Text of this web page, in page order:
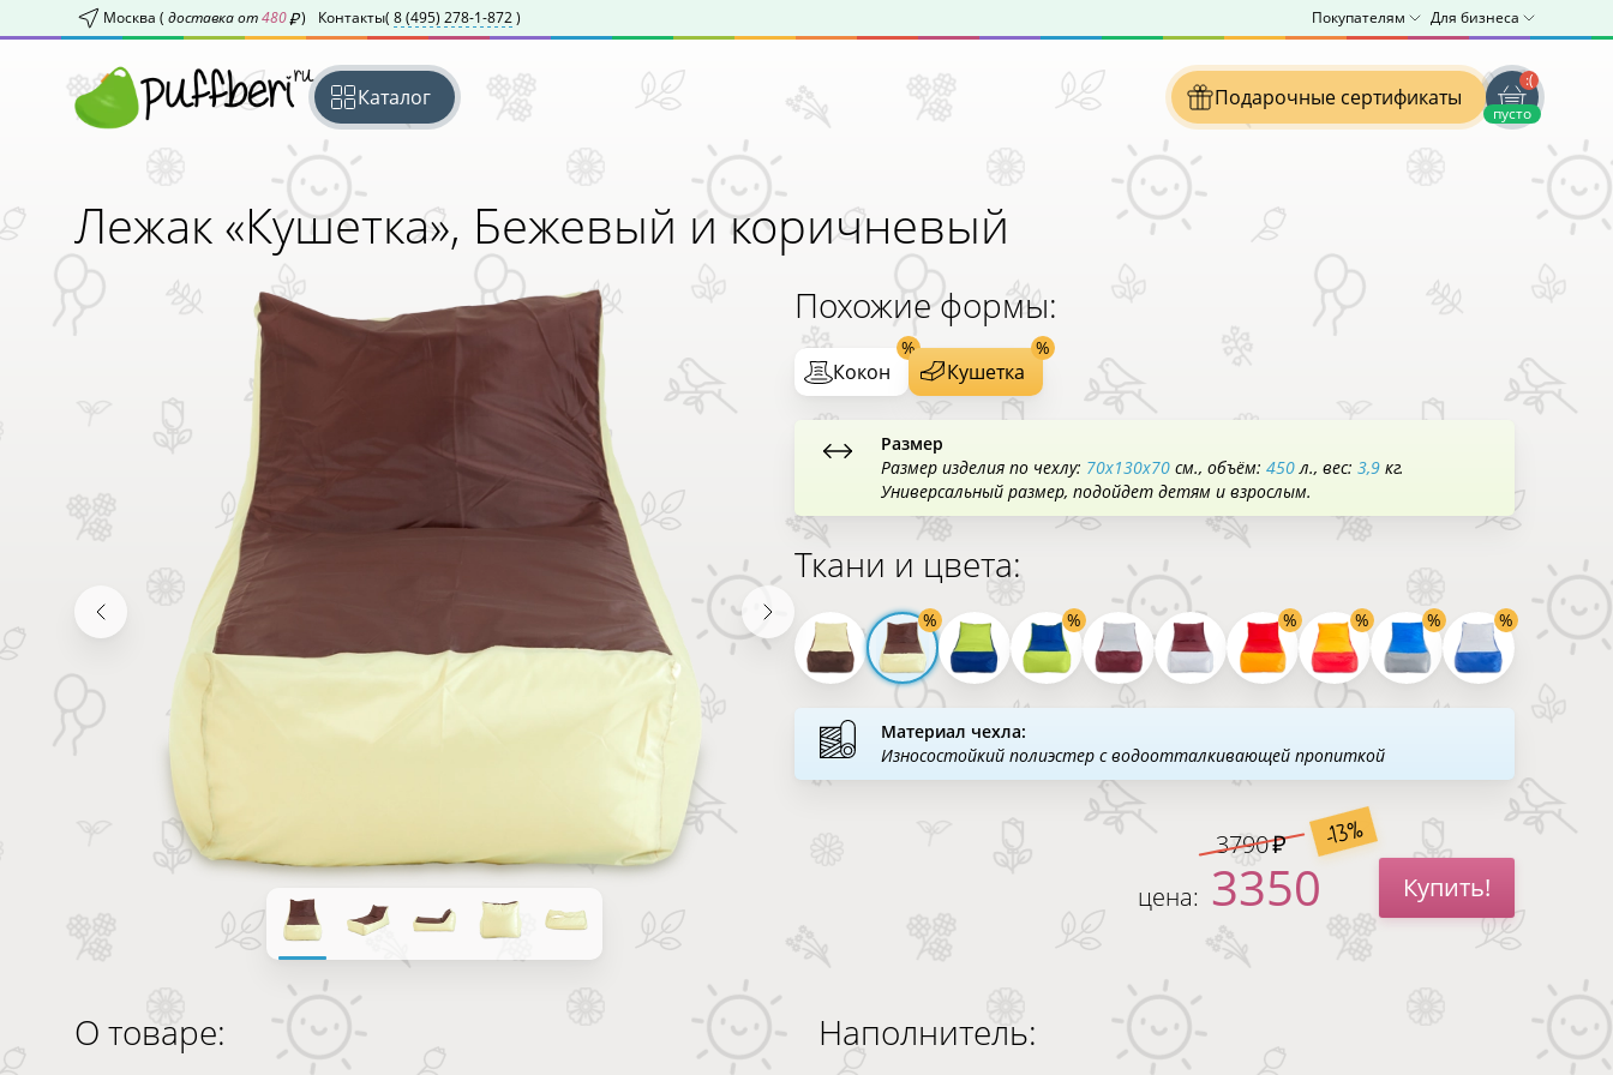
Москва ( доставка от480 ) Контакты( 8 (495) 278-1-872) Покупателям Для бизнеса
Каталог Подарочные сертификаты
:(
пусто
Лежак «Кушетка», Бежевый и коричневый
Похожие формы:
Кокон Кушетка
Размер
Размер изделия по чехлу: 70x130x70 см. объём: 450л. вес: 3,9 кг.
Универсальный размер, подойдет детям и взрослым.
Ткани и цвета:
Материал чехла:
Износостойкий полиэстер с водоотталкивающей пропиткой
цена: 3350
-13%
3790
Купить!
О товаре: Наполнитель: